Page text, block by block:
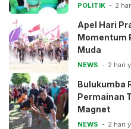
POLITIK 2
Apel Hari
Momentum
Muda
NEWS 2 hari
Bulukumba
Permainan
Magnet
NEWS 2 hari